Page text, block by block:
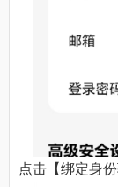
点击【绑定身份